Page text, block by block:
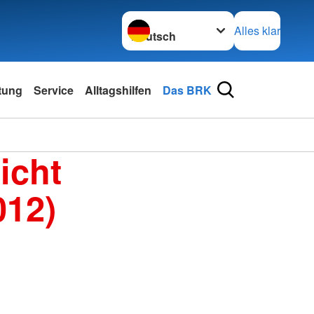
Sprache wechseln zu
Alles klar
Service Alltagshilfen Das BRK